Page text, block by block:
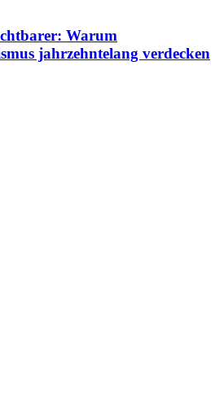
Warum
jahrzehntelang verdecken